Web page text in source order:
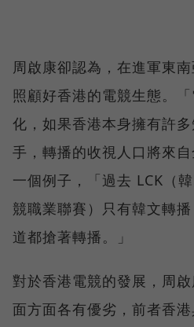
周啟康卻認為，在進軍東
照顧好香港的電競生態。
化，如果香港本身擁有許
手，轉播的收視人口將來
一個例子，「過去 LCK（
競職業聯賽）只有韓文轉
道都搶著轉播。」
對於香港電競的發展，周
面方面各有優劣，前者香